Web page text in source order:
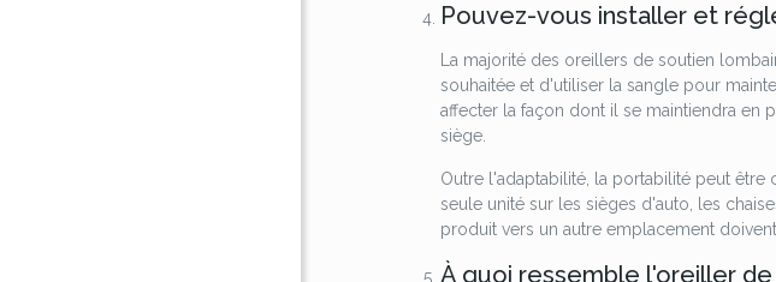
Pouvez-vous installer et
La majorité des oreillers de soutien
souhaitée et d'utiliser la sangle pour
affecter la façon dont il se maintiendra en
siège.
Outre l'adaptabilité, la portabilité peut
seule unité sur les sièges d'auto, les
produit vers un autre emplacement
À quoi ressemble l'oreiller